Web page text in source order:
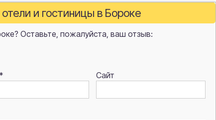
и гостиницы в Бороке
Оставьте, пожалуйста, ваш отзыв:
* Сайт